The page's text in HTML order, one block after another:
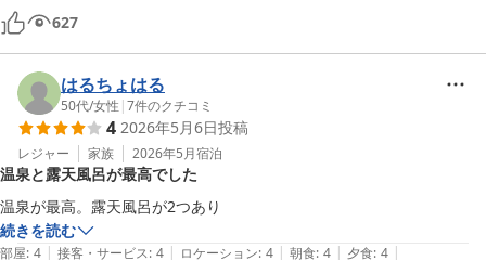
さそうです
627
はるちょはる
50代/女性 |7件のクチコミ
4 2026年5月6日投稿
レジャー 家族 2026年5月宿泊
温泉と露天風呂が最高でした
温泉が最高。露天風呂が2つあり
続きを読む
部屋: 4 | 接客・サービス: 4 | ロケーション: 4 | 朝食: 4 | 夕食: 4 |